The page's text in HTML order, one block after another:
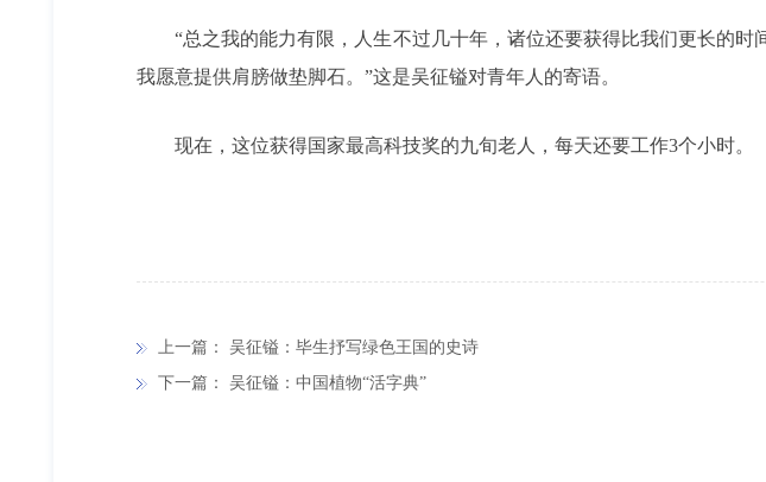
“总之我的能力有限，人生不过几十年，诸位还要获得比我们更长的
我愿意提供肩膀做垫脚石。”这是吴征镒对青年人的寄语。
现在，这位获得国家最高科技奖的九旬老人，每天还要工作3个小时。
上一篇： 吴征镒：毕生抒写绿色王国的史诗
下一篇： 吴征镒：中国植物“活字典”